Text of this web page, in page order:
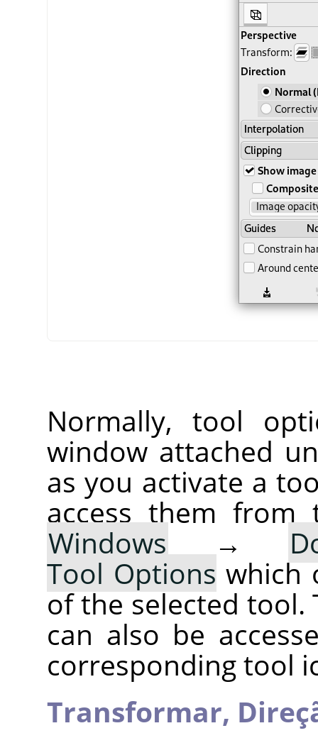
Normally, tool
window attached
as you activate a
access them from
Windows →
Tool Options which
of the selected tool.
can also be
corresponding tool
Transformar,